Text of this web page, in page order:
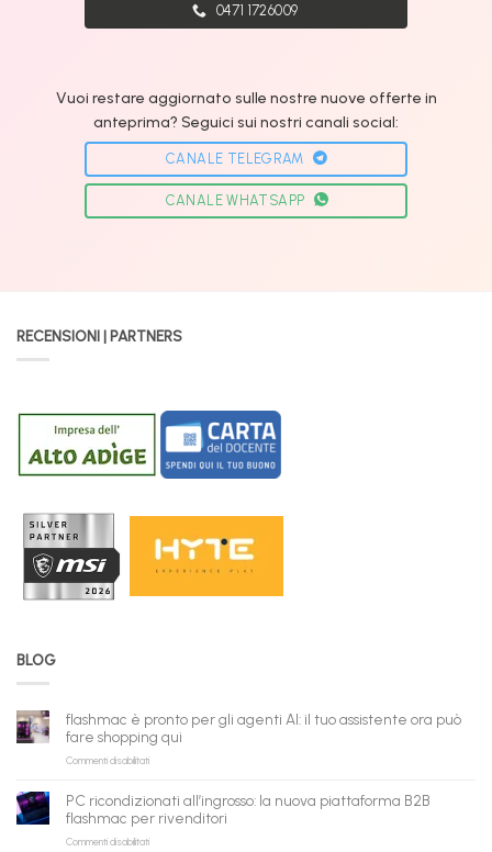
0471 1726009
Vuoi restare aggiornato sulle nostre nuove offerte in
anteprima? Seguici sui nostri canali social:
CANALE TELEGRAM
CANALE WHATSAPP
RECENSIONI | PARTNERS
BLOG
flashmac è pronto per gli agenti AI: il tuo assistente ora può
fare shopping qui
Commenti disabilitatisu
pronto
per
gli
PC ricondizionati all’ingrosso: la nuova piattaforma B2B
flashmac per rivenditori
Commenti disabilitatisu